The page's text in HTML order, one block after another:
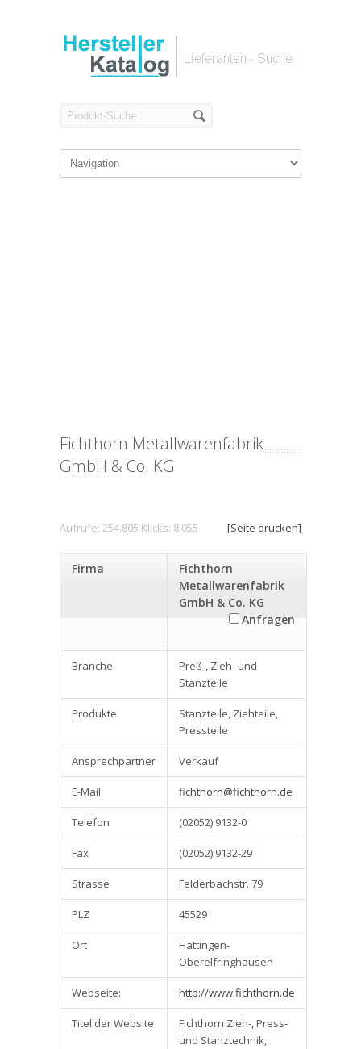
Fichthorn Metallwarenfabrik
GmbH & Co. KG
Aufrufe: 254.805 Klicks: 8.055 [Seite drucken]
Firma
Fichthorn
Metallwarenfabrik
GmbH & Co. KG
Anfragen
Branche
Preß-, Zieh- und
Stanzteile
Produkte
Stanzteile, Ziehteile,
Pressteile
Ansprechpartner Verkauf
E-Mail fichthorn@fichthorn.de
Telefon (02052) 9132-0
Fax (02052) 9132-29
Strasse Felderbachstr. 79
PLZ 45529
Ort
Hattingen-
Oberelfringhausen
Webseite: http://www.fichthorn.de
Titel der Website
Fichthorn Zieh-, Press-
und Stanztechnik,